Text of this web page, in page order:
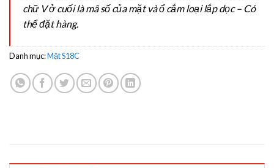
chữ V ở cuối là mã số của mặt và ổ cắm loại lắp dọc – Có
thể đặt hàng.
Danh mục:Mặt S18C